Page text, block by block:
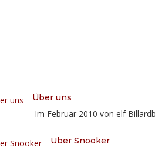
Über uns
Im Februar 2010 von elf
Über Snooker